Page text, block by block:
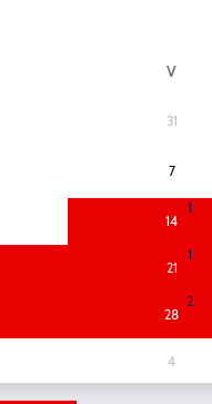
V
31
7
14
1
21
1
28
2
4